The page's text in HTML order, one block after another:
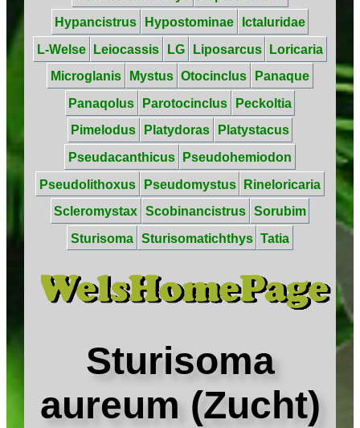
Hypancistrus
Hypostominae
Ictaluridae
L-Welse
Leiocassis LG Liposarcus
Loricaria
Microglanis
Mystus Otocinclus
Panaque
Panaqolus
Parotocinclus
Peckoltia
Pimelodus
Platydoras
Platystacus
Pseudacanthicus
Pseudohemiodon
Pseudolithoxus
Pseudomystus
Rineloricaria
Scleromystax Scobinancistrus Sorubim
Sturisoma Sturisomatichthys Tatia
Sturisoma
aureum (Zucht)